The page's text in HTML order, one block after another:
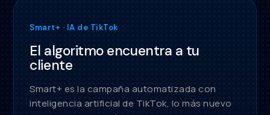
Smart+ · IA de TikTok
El algoritmo encuentra a tu
cliente
Smart+ es la campaña automatizada con
inteligencia artificial de TikTok, lo más nuevo